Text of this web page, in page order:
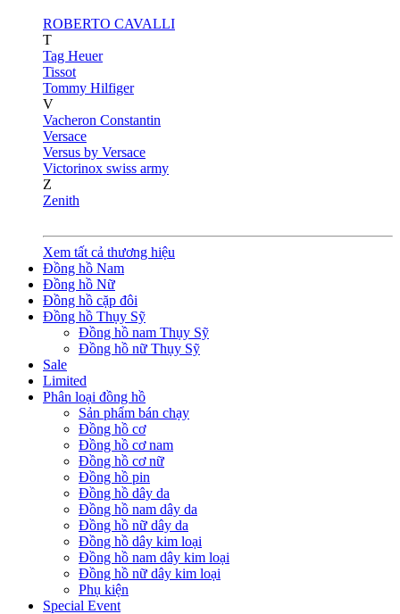
ROBERTO CAVALLI
T
Tag Heuer
Tissot
Tommy Hilfiger
V
Vacheron Constantin
Versace
Versus by Versace
Victorinox swiss army
Z
Zenith
Xem tất cả thương hiệu
Đồng hồ Nam
Đồng hồ Nữ
Đồng hồ cặp đôi
Đồng hồ Thụy Sỹ
Đồng hồ nam Thụy Sỹ
Đồng hồ nữ Thụy Sỹ
Sale
Limited
Phân loại đồng hồ
Sản phẩm bán chạy
Đồng hồ cơ
Đồng hồ cơ nam
Đồng hồ cơ nữ
Đồng hồ pin
Đồng hồ dây da
Đồng hồ nam dây da
Đồng hồ nữ dây da
Đồng hồ dây kim loại
Đồng hồ nam dây kim loại
Đồng hồ nữ dây kim loại
Phụ kiện
Special Event